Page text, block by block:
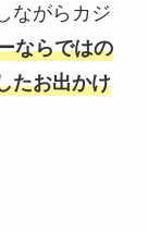
ながらカジ
ならではの
たお出かけ